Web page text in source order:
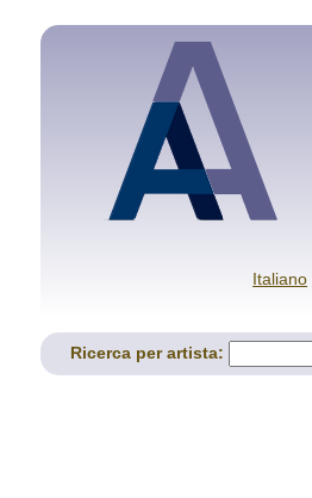
Italiano
Ricerca per artista: